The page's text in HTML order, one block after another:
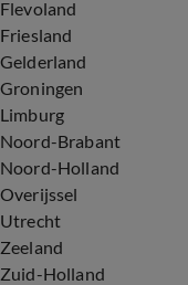
Flevoland
Friesland
Gelderland
Groningen
Limburg
Noord-Brabant
Noord-Holland
Overijssel
Utrecht
Zeeland
Zuid-Holland